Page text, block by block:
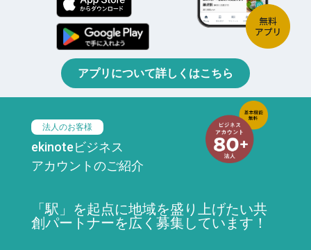
アプリについて詳しくはこちら
法人のお客様
ekinoteビジネス
アカウントのご紹介
「駅」を起点に地域を盛り上げたい共
創パートナーを広く募集しています！